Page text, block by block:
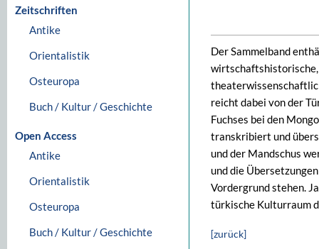
Zeitschriften
Antike
Orientalistik
Osteuropa
Buch / Kultur / Geschichte
Open Access
Antike
Orientalistik
Osteuropa
Buch / Kultur / Geschichte
Der Sammelband
reicht dabei von der
Fuchses bei den
transkribiert und
und der Mandschus
und die
Vordergrund stehen.
türkische Kulturraum
[zurück]